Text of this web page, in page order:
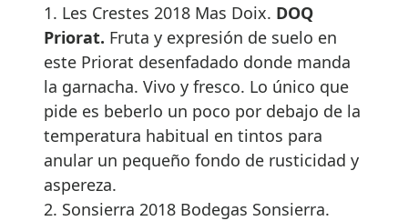
1. Les Crestes 2018 Mas Doix. DOQ
Priorat. Fruta y expresión de suelo en
este Priorat desenfadado donde manda
la garnacha. Vivo y fresco. Lo único que
pide es beberlo un poco por debajo de la
temperatura habitual en tintos para
anular un pequeño fondo de rusticidad y
aspereza.
2. Sonsierra 2018 Bodegas Sonsierra.